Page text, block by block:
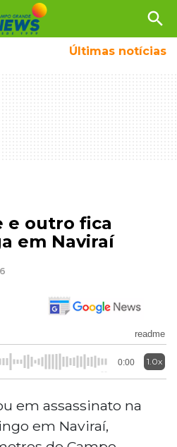
search
Últimas notícias
e outro fica
em Naviraí
readme
0:00 1.0x
em assassinato na
em Naviraí,